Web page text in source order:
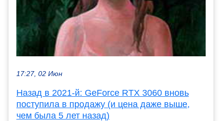
17:27, 02 Июн
Назад в 2021-й: GeForce RTX 3060 вновь
поступила в продажу (и цена даже выше,
чем была 5 лет назад)